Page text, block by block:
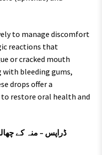
to manage discomfort
reactions that
or cracked mouth
with bleeding gums,
drops offer a
restore oral health and